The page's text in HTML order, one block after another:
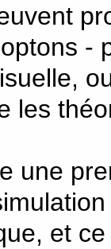
-
les
une
et